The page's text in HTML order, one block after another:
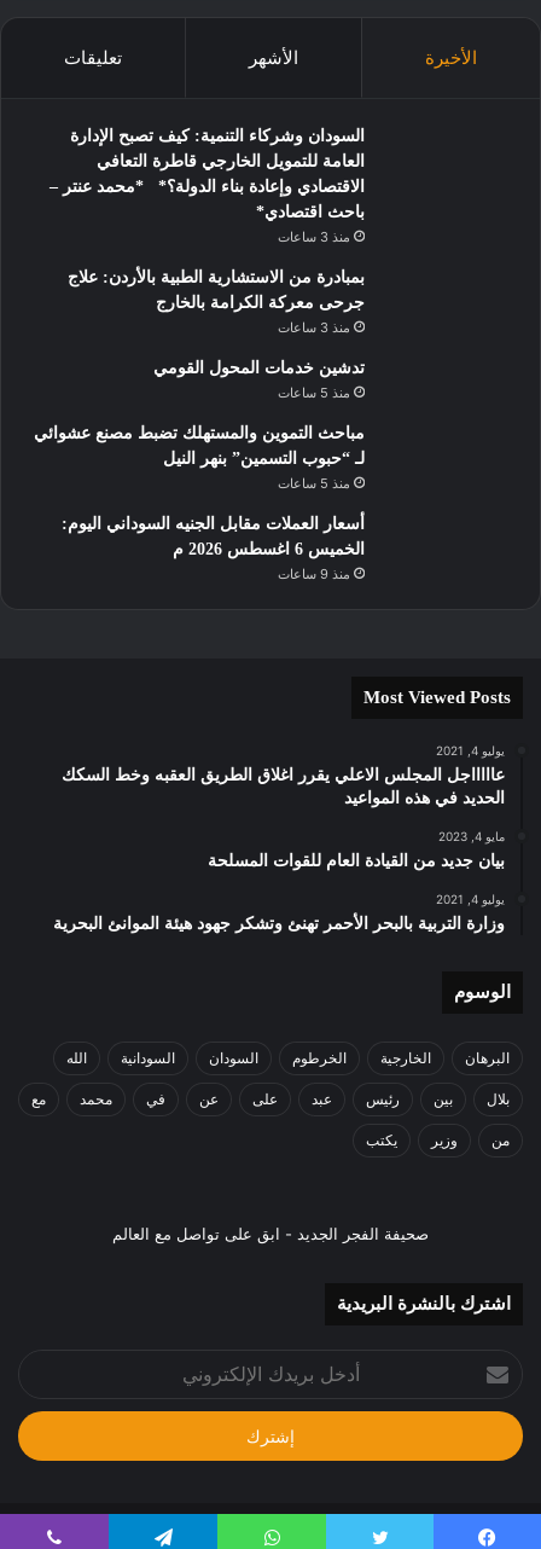
الأخيرة الأشهر تعليقات
السودان وشركاء التنمية: كيف تصبح الإدارة
العامة للتمويل الخارجي قاطرة التعافي
الاقتصادي وإعادة بناء الدولة؟* *محمد عنتر –
باحث اقتصادي*
منذ 3 ساعات
بمبادرة من الاستشارية الطبية بالأردن: علاج
جرحى معركة الكرامة بالخارج
منذ 3 ساعات
تدشين خدمات المحول القومي
منذ 5 ساعات
مباحث التموين والمستهلك تضبط مصنع عشوائي
لـ “حبوب التسمين” بنهر النيل
منذ 5 ساعات
أسعار العملات مقابل الجنيه السوداني اليوم:
الخميس 6 اغسطس 2026 م
منذ 9 ساعات
Most Viewed Posts
يوليو 4, 2021
عاااااجل المجلس الاعلي يقرر اغلاق الطريق العقبه وخط السكك
الحديد في هذه المواعيد
مايو 4, 2023
بيان جديد من القيادة العام للقوات المسلحة
يوليو 4, 2021
وزارة التربية بالبحر الأحمر تهنئ وتشكر جهود هيئة الموانئ البحرية
الوسوم
البرهان الخارجية الخرطوم السودان السودانية الله
بلال بين رئيس عبد على عن في محمد مع
من وزير يكتب
صحيفة الفجر الجديد - ابق على تواصل مع العالم
اشترك بالنشرة البريدية
بريدك
الإلكتروني